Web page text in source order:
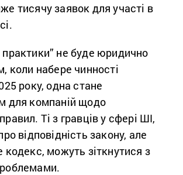
тисячу заявок для участі в
не буде юридично
коли набере чинності
року, одна стане
для компаній щодо
Ті з гравців у сфері ШІ,
відповідність закону, але
кодекс, можуть зіткнутися з